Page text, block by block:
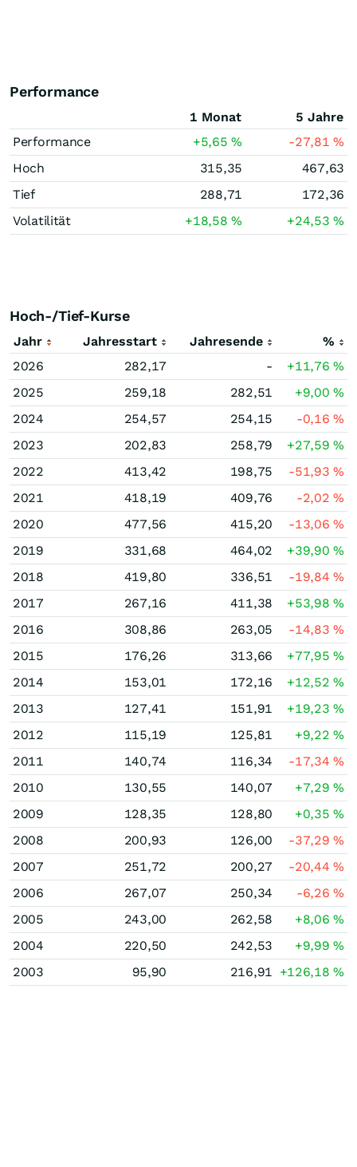
Performance
1 Monat
5 Jahre
Performance
+5,65% -27,81%
Hoch
315,35
467,63
Tief
288,71
172,36
Volatilität
+18,58% +24,53%
Hoch-/Tief-Kurse
Jahr Jahresstart Jahresende
%
2026
282,17 - +11,76%
2025
259,18 282,51 +9,00%
2024
254,57 254,15 -0,16%
2023
202,83 258,79 +27,59%
2022
413,42 198,75 -51,93%
2021
418,19 409,76 -2,02%
2020
477,56 415,20 -13,06%
2019
331,68 464,02 +39,90%
2018
419,80 336,51 -19,84%
2017
267,16 411,38 +53,98%
2016
308,86 263,05 -14,83%
2015
176,26 313,66 +77,95%
2014
153,01 172,16 +12,52%
2013
127,41 151,91 +19,23%
2012
115,19 125,81 +9,22%
2011
140,74 116,34 -17,34%
2010
130,55 140,07 +7,29%
2009
128,35 128,80 +0,35%
2008
200,93 126,00 -37,29%
2007
251,72 200,27 -20,44%
2006
267,07 250,34 -6,26%
2005
243,00 262,58 +8,06%
2004
220,50 242,53 +9,99%
2003
95,90 216,91 +126,18%